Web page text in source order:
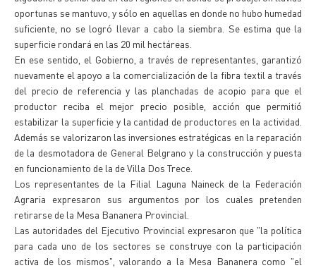
oportunas se mantuvo, y sólo en aquellas en donde no hubo humedad
suficiente, no se logró llevar a cabo la siembra. Se estima que la
superficie rondará en las 20 mil hectáreas.
En ese sentido, el Gobierno, a través de representantes, garantizó
nuevamente el apoyo a la comercialización de la fibra textil a través
del precio de referencia y las planchadas de acopio para que el
productor reciba el mejor precio posible, acción que permitió
estabilizar la superficie y la cantidad de productores en la actividad.
Además se valorizaron las inversiones estratégicas en la reparación
de la desmotadora de General Belgrano y la construcción y puesta
en funcionamiento de la de Villa Dos Trece.
Los representantes de la Filial Laguna Naineck de la Federación
Agraria expresaron sus argumentos por los cuales pretenden
retirarse de la Mesa Bananera Provincial.
Las autoridades del Ejecutivo Provincial expresaron que "la política
para cada uno de los sectores se construye con la participación
activa de los mismos", valorando a la Mesa Bananera como "el